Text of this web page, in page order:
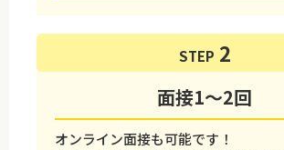
STEP
面接1～2回
オンライン面接も可能です！